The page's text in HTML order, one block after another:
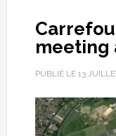
meeting
PUBLIÉ LE 13